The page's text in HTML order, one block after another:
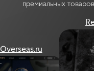
Overseas.ru
премиальных товаров